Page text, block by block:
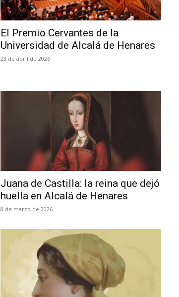
El Premio Cervantes de la
Universidad de Alcalá de Henares
23 de abril de 2026
Juana de Castilla: la reina que dejó
huella en Alcalá de Henares
8 de marzo de 2026